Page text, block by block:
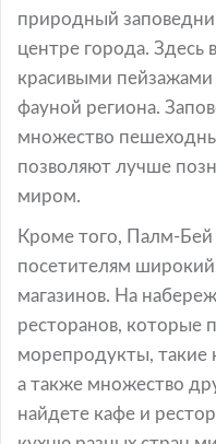
природный
центре города. Здесь
красивыми
фауной региона.
множество
позволяют лучше
миром.
Кроме того, Палм-Бей
посетителям
магазинов. На
ресторанов, которые
морепродукты, такие
а также множество
найдете кафе и